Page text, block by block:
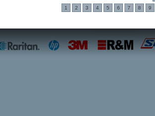
1 2 3 4 5 6 7 8 9